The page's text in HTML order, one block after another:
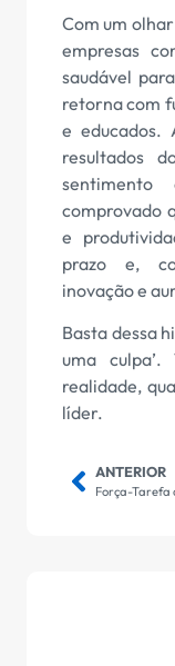
Com um
empresas
saudável
retorna com
e educados.
resultados
comprovado
e
prazo e,
inovação e
Basta dessa
uma
realidade,
líder.
ANTERIOR